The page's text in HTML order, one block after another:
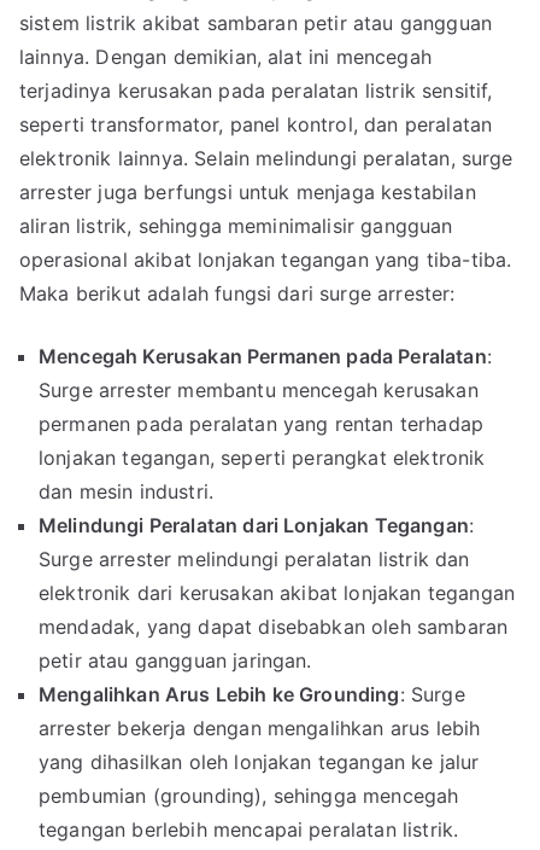
sistem listrik akibat sambaran petir atau gangguan
lainnya. Dengan demikian, alat ini mencegah
terjadinya kerusakan pada peralatan listrik sensitif,
seperti transformator, panel kontrol, dan peralatan
elektronik lainnya. Selain melindungi peralatan, surge
arrester juga berfungsi untuk menjaga kestabilan
aliran listrik, sehingga meminimalisir gangguan
operasional akibat lonjakan tegangan yang tiba-tiba.
Maka berikut adalah fungsi dari surge arrester:
Mencegah Kerusakan Permanen pada Peralatan:
Surge arrester membantu mencegah kerusakan
permanen pada peralatan yang rentan terhadap
lonjakan tegangan, seperti perangkat elektronik
dan mesin industri.
Melindungi Peralatan dari Lonjakan Tegangan:
Surge arrester melindungi peralatan listrik dan
elektronik dari kerusakan akibat lonjakan tegangan
mendadak, yang dapat disebabkan oleh sambaran
petir atau gangguan jaringan.
Mengalihkan Arus Lebih ke Grounding: Surge
arrester bekerja dengan mengalihkan arus lebih
yang dihasilkan oleh lonjakan tegangan ke jalur
pembumian (grounding), sehingga mencegah
tegangan berlebih mencapai peralatan listrik.